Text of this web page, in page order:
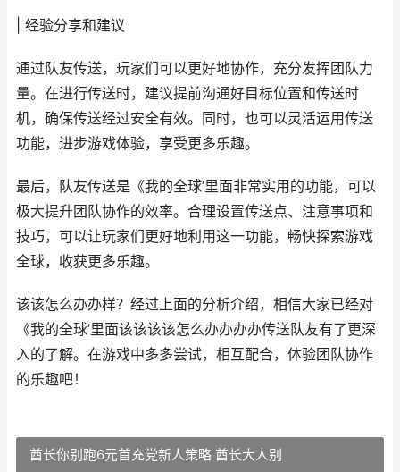
| 经验分享和建议
通过队友传送，玩家们可以更好地协作，充分发挥团队力
量。在进行传送时，建议提前沟通好目标位置和传送时
机，确保传送经过安全有效。同时，也可以灵活运用传送
功能，进步游戏体验，享受更多乐趣。
最后，队友传送是《我的全球’里面非常实用的功能，可以
极大提升团队协作的效率。合理设置传送点、注意事项和
技巧，可以让玩家们更好地利用这一功能，畅快探索游戏
全球，收获更多乐趣。
该该怎么办办样？经过上面的分析介绍，相信大家已经对
《我的全球’里面该该该该怎么办办办办传送队友有了更深
入的了解。在游戏中多多尝试，相互配合，体验团队协作
的乐趣吧！
酋长你别跑6元首充党新人策略 酋长大人别